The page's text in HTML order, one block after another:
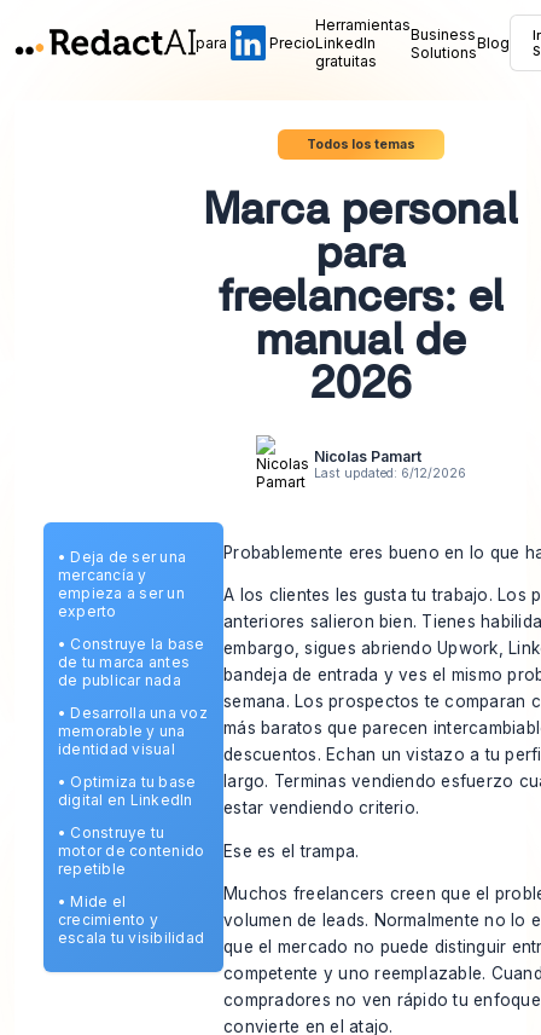
para Precio
Herramientas
LinkedIn
gratuitas
Business
SolutionsBlog
Todos los temas
Marca personal
para
freelancers: el
manual de
2026
Nicolas Pamart
Last updated: 6/12/2026
• Deja de ser una
mercancía y
empieza a ser un
experto
• Construye la base
de tu marca antes
de publicar nada
• Desarrolla una voz
memorable y una
identidad visual
• Optimiza tu base
digital en LinkedIn
• Construye tu
motor de contenido
repetible
• Mide el
crecimiento y
escala tu visibilidad
Probablemente eres bueno en lo que
A los clientes les gusta tu trabajo. Los
anteriores salieron bien. Tienes
embargo, sigues abriendo Upwork,
bandeja de entrada y ves el mismo
semana. Los prospectos te comparan
más baratos que parecen
descuentos. Echan un vistazo a tu
largo. Terminas vendiendo esfuerzo
estar vendiendo criterio.
Ese es el trampa.
Muchos freelancers creen que el
volumen de leads. Normalmente no lo
que el mercado no puede distinguir
competente y uno reemplazable.
compradores no ven rápido tu
convierte en el atajo.